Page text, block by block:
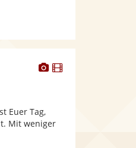
DieserDieser
Euer Tag,
Mit weniger